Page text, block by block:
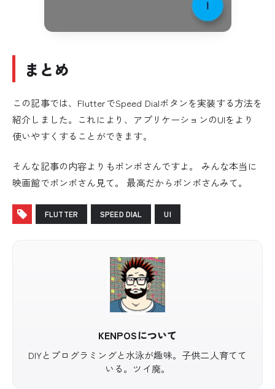
まとめ
この記事では、FlutterでSpeed Dialボタンを実装する方法を
紹介しました。これにより、アプリケーションのUIをより
使いやすくすることができます。
そんな記事の内容よりもポンポさんですよ。 みんな本当に
映画館でポンポさん見て。 最高だからポンポさんみて。
FLUTTER SPEED DIAL UI
KENPOSについて
DIYとプログラミングと水泳が趣味。子供二人育てて
いる。ツイ廃。